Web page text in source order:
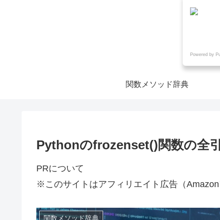
関数メソッド辞典
Pythonのfrozenset()関数の全
PRについて
※このサイトはアフィリエイト広告（
関数メソッド辞典
Powered by